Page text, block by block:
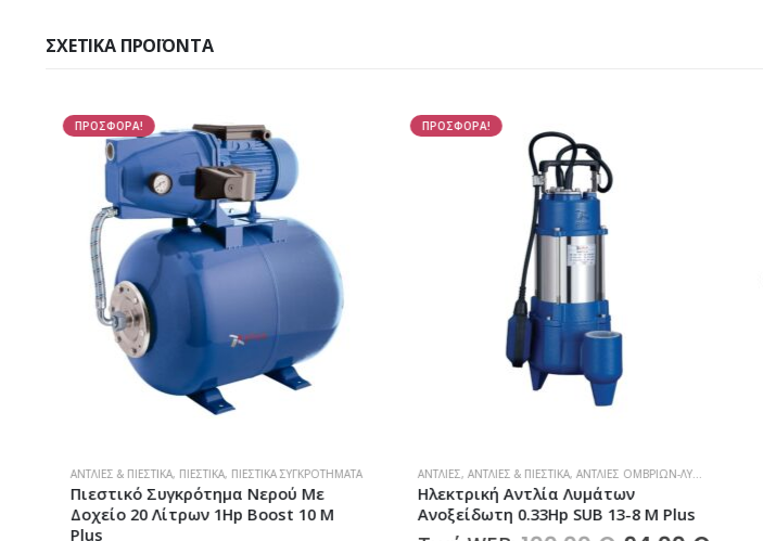
ΣΧΕΤΙΚΆ ΠΡΟΪΌΝΤΑ
ΠΡΟΣΦΟΡΑ!
ΑΝΤΛΊΕΣ & ΠΙΕΣΤΙΚΆ,ΠΙΕΣΤΙΚΆ,ΠΙΕΣΤΙΚΆ ΣΥΓΚΡΟΤΉΜΑΤΑ
Πιεστικό Συγκρότημα Νερού Με
Δοχείο 20 Λίτρων 1Hp Boost 10 M
Plus
ΠΡΟΣΦΟΡΑ!
ΑΝΤΛΊΕΣ,ΑΝΤΛΊΕΣ & ΠΙΕΣΤΙΚΆ,ΑΝΤΛΊΕΣ ΟΜΒΡΊΩΝ-ΛΥΜΆΤΩΝ
Ηλεκτρική Αντλία Λυμάτων
Ανοξείδωτη 0.33Hp SUB 13-8 M Plus